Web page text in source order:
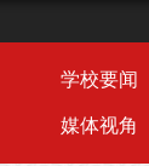
学校要闻
媒体视角